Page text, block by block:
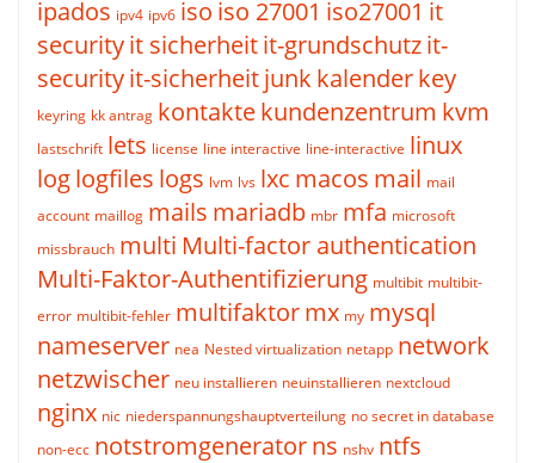
ipados ipv4 ipv6 iso iso 27001 iso27001 it
securityit sicherheitit-grundschutzit-
securityit-sicherheitjunk kalenderkey
keyring kk antrag kontaktekundenzentrum kvm
lastschrift lets license line interactive line-interactive linux
loglogfiles logs lvm lvs lxc macos mail mail
account maillog mails mariadb mbr mfa microsoft
missbrauch multi Multi-factor authentication
Multi-Faktor-Authentifizierung multibit multibit-
error multibit-fehler multifaktormx my mysql
nameserver nea Nested virtualization netapp network
netzwischer neu installieren neuinstallieren nextcloud
nginx nic niederspannungshauptverteilung no secret in database
non-ecc notstromgeneratorns nshv ntfs